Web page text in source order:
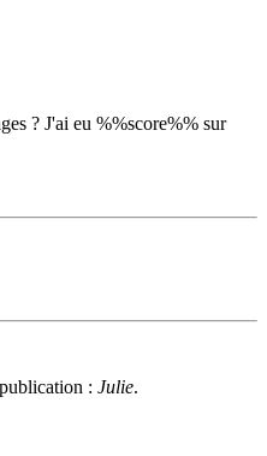
? J'ai eu %%score%% sur
: Julie.